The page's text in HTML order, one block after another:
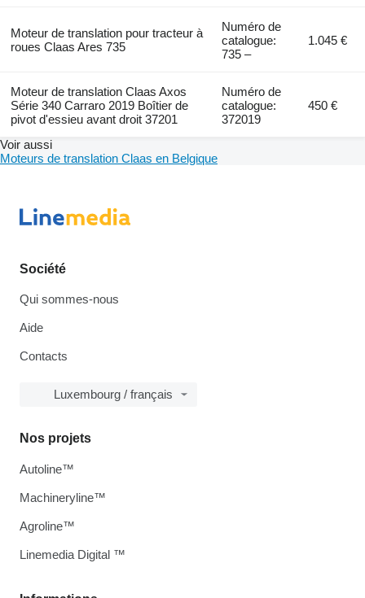
Moteur de translation pour tracteur à
roues Claas Ares 735
Numéro de
catalogue:
735 –
1.045 €
Moteur de translation Claas Axos
Série 340 Carraro 2019 Boîtier de
pivot d'essieu avant droit 37201
Numéro de
catalogue:
372019
450 €
Voir aussi
Moteurs de translation Claas en Belgique
Société
Qui sommes-nous
Aide
Contacts
Luxembourg / français
Nos projets
Autoline™
Machineryline™
Agroline™
Linemedia Digital ™